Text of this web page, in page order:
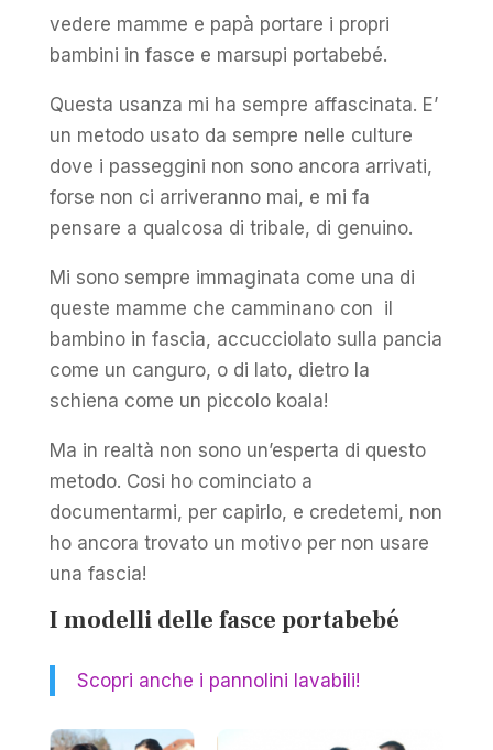
vedere mamme e papà portare i propri
bambini in fasce e marsupi portabebé.
Questa usanza mi ha sempre affascinata. E’
un metodo usato da sempre nelle culture
dove i passeggini non sono ancora arrivati,
forse non ci arriveranno mai, e mi fa
pensare a qualcosa di tribale, di genuino.
Mi sono sempre immaginata come una di
queste mamme che camminano con il
bambino in fascia, accucciolato sulla pancia
come un canguro, o di lato, dietro la
schiena come un piccolo koala!
Ma in realtà non sono un’esperta di questo
metodo. Cosi ho cominciato a
documentarmi, per capirlo, e credetemi, non
ho ancora trovato un motivo per non usare
una fascia!
I modelli delle fasce portabebé
Scopri anche i pannolini lavabili!